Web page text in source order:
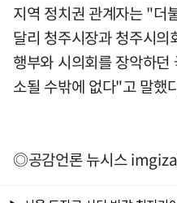
지역 정치권 관계자는 "더
달리 청주시장과 청주시
행부와 시의회를 장악하
소될 수밖에 없다"고 말했
◎공감언론 뉴시스